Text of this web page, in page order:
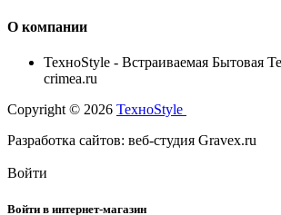
О компании
TexноStyle - Встраиваемая Бытовая
crimea.ru
Copyright © 2026 TexноStyle
Разработка сайтов: веб-студия Gravex.ru
Войти
Войти в интернет-магазин